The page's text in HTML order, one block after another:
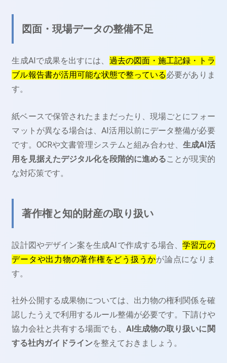
図面・現場データの整備不足
生成AIで成果を出すには、 過去の図面・施工記録・トラ
ブル報告書が活用可能な状態で整っている必要がありま
す。
紙ベースで保管されたままだったり、現場ごとにフォー
マットが異なる場合は、AI活用以前にデータ整備が必要
です。OCRや文書管理システムと組み合わせ、生成AI活
用を見据えたデジタル化を段階的に進めることが現実的
な対応策です。
著作権と知的財産の取り扱い
設計図やデザイン案を生成AIで作成する場合、学習元の
データや出力物の著作権をどう扱うかが論点になりま
す。
社外公開する成果物については、出力物の権利関係を確
認したうえで利用するルール整備が必要です。下請けや
協力会社と共有する場面でも、 AI生成物の取り扱いに関
する社内ガイドラインを整えておきましょう。